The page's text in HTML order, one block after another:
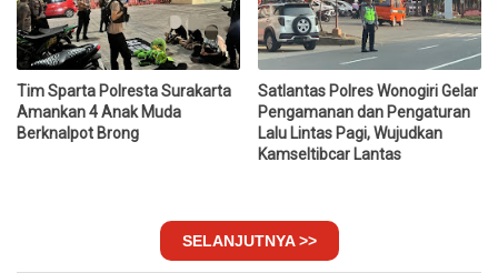
Tim Sparta Polresta Surakarta
Amankan 4 Anak Muda
Berknalpot Brong
Satlantas Polres Wonogiri Gelar
Pengamanan dan Pengaturan
Lalu Lintas Pagi, Wujudkan
Kamseltibcar Lantas
SELANJUTNYA >>